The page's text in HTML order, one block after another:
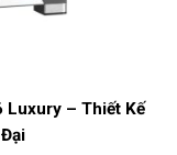
Luxury – Thiết Kế